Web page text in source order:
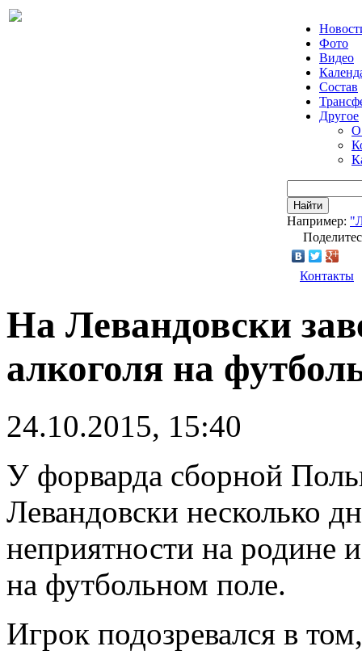
Фото
Видео
Состав
Другое
О
Найти
Например:
Контакты
На Левандовски
алкоголя на
24.10.2015, 15:40
У форварда сборной
Левандовски несколько
неприятности на родине
на футбольном поле.
Игрок подозревался в